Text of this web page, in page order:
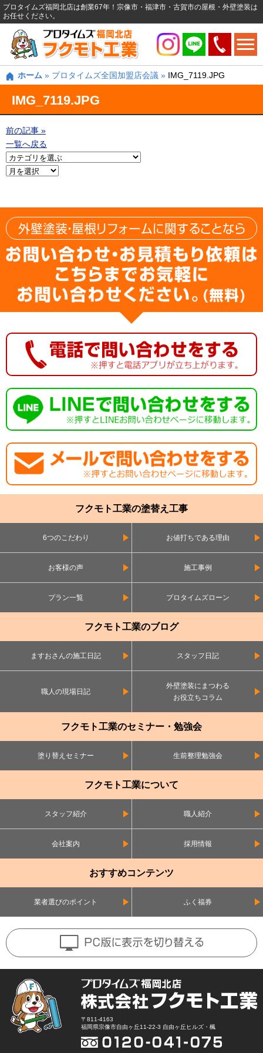
プロタイムズ福岡北店は創業67年！宗像市・福津市・古賀市の屋根・外壁塗装は
お任せください。
ホーム » プロタイムズ全国加盟店会議 » IMG_7119.JPG
IMG_7119.JPG
前の記事 »
一覧へ戻る
フクモト工業の塗替え工事
6つのこだわり お値打ちである理由
お客様の声 施工事例
プラン一覧 プロタイムズローン
フクモト工業のブログ
ますおさんの施工日記 スタッフ日記
職人の現場日記
外壁塗装にまつわる
お役立ちコラム
フクモト工業のセミナー・勉強会
塗り替えセミナー 生前整理勉強会
フクモト工業について
スタッフ紹介 職人紹介
会社案内 採用情報
おすすめコンテンツ
業者選びのポイント ふく福券
〒811-4163
福岡県宗像市自由ヶ丘11-22-3 自由ヶ丘ヒルズ・楓